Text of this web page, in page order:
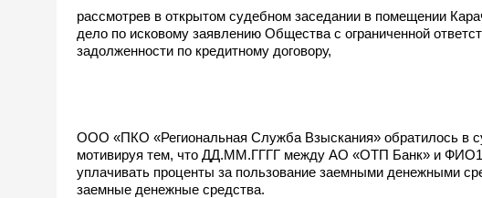
рассмотрев в открытом судебном заседании в помещении
дело по исковому заявлению Общества с ограниченной
задолженности по кредитному договору,
ООО «ПКО «Региональная Служба Взыскания» обратилось в
мотивируя тем, что ДД.ММ.ГГГГ между АО «ОТП Банк» и ФИО1
уплачивать проценты за пользование заемными денежными
заемные денежные средства.